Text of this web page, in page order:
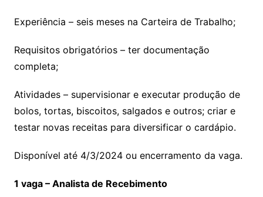
Experiência – seis meses na Carteira de Trabalho;
Requisitos obrigatórios – ter documentação
completa;
Atividades – supervisionar e executar produção de
bolos, tortas, biscoitos, salgados e outros; criar e
testar novas receitas para diversificar o cardápio.
Disponível até 4/3/2024 ou encerramento da vaga.
1 vaga – Analista de Recebimento